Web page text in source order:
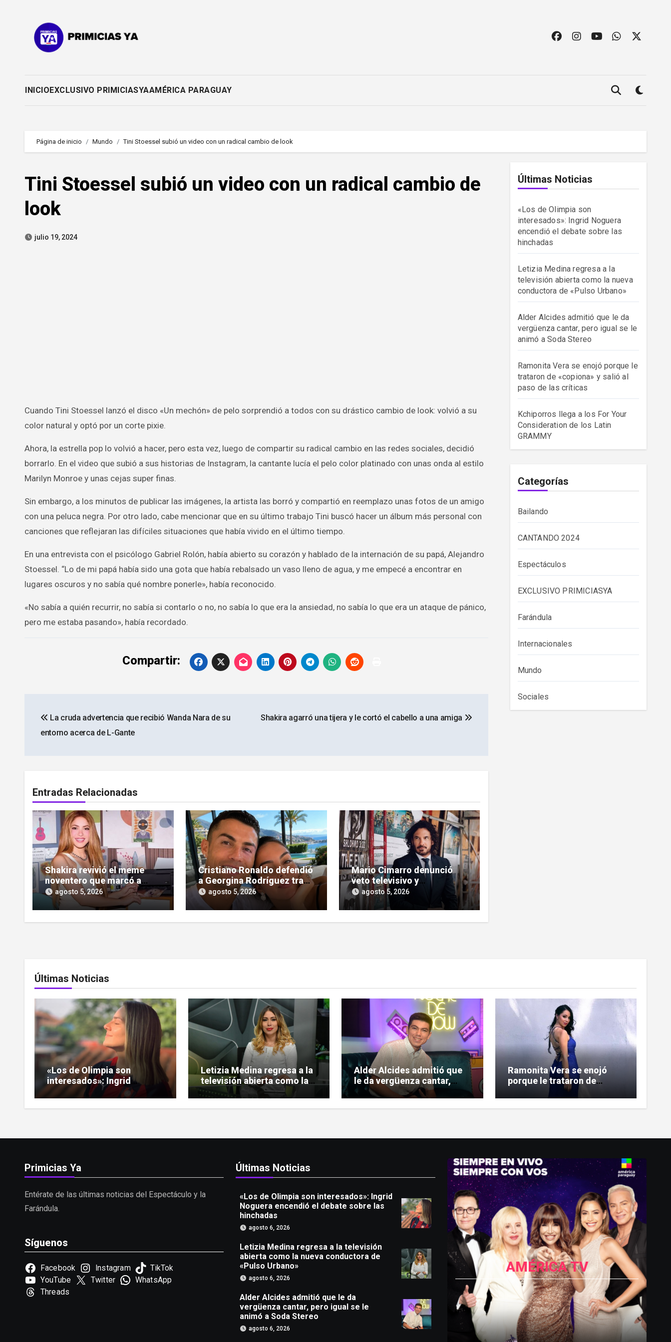
INICIOEXCLUSIVO PRIMICIASYAAMÉRICA PARAGUAY
Página de inicio Mundo Tini Stoessel subió un video con un radical cambio de look
Tini Stoessel subió un video con un radical cambio de
look
julio 19, 2024
Cuando Tini Stoessel lanzó el disco «Un mechón» de pelo sorprendió a todos con su drástico cambio de look: volvió a su
color natural y optó por un corte pixie.
Ahora, la estrella pop lo volvió a hacer, pero esta vez, luego de compartir su radical cambio en las redes sociales, decidió
borrarlo. En el video que subió a sus historias de Instagram, la cantante lucía el pelo color platinado con unas onda al estilo
Marilyn Monroe y unas cejas super finas.
Sin embargo, a los minutos de publicar las imágenes, la artista las borró y compartió en reemplazo unas fotos de un amigo
con una peluca negra. Por otro lado, cabe mencionar que en su último trabajo Tini buscó hacer un álbum más personal con
canciones que reflejaran las difíciles situaciones que había vivido en el último tiempo.
En una entrevista con el psicólogo Gabriel Rolón, había abierto su corazón y hablado de la internación de su papá, Alejandro
Stoessel. “Lo de mi papá había sido una gota que había rebalsado un vaso lleno de agua, y me empecé a encontrar en
lugares oscuros y no sabía qué nombre ponerle», había reconocido.
«No sabía a quién recurrir, no sabía si contarlo o no, no sabía lo que era la ansiedad, no sabía lo que era un ataque de pánico,
pero me estaba pasando», había recordado.
Compartir:
de
La cruda advertencia que recibió Wanda Nara de su
entorno acerca de L-Gante
Shakira agarró una tijera y le cortó el cabello a una amiga
Entradas Relacionadas
Shakira revivió el meme
noventero que marcó a
toda una generación
agosto 5, 2026
Cristiano Ronaldo defendió
a Georgina Rodríguez tras
las críticas hacia su figura
agosto 5, 2026
Mario Cimarro denunció
veto televisivo y
dificultades para encontrar
trabajo en la actuación
agosto 5, 2026
Últimas Noticias
«Los de Olimpia son
interesados»: Ingrid Noguera
encendió el debate sobre las
hinchadas
Letizia Medina regresa a la
televisión abierta como la nueva
conductora de «Pulso Urbano»
Alder Alcides admitió que le da
vergüenza cantar, pero igual se le
animó a Soda Stereo
Ramonita Vera se enojó porque le
trataron de «copiona» y salió al
paso de las críticas
Kchiporros llega a los For Your
Consideration de los Latin
GRAMMY
Categorías
Bailando
CANTANDO 2024
Espectáculos
EXCLUSIVO PRIMICIASYA
Farándula
Internacionales
Mundo
Sociales
Últimas Noticias
«Los de Olimpia son
interesados»: Ingrid
Noguera encendió el
debate sobre las hinchadas
Letizia Medina regresa a la
televisión abierta como la
nueva conductora de
«Pulso Urbano»
Alder Alcides admitió que
le da vergüenza cantar,
pero igual se le animó a
Soda Stereo
Ramonita Vera se enojó
porque le trataron de
«copiona» y salió al paso de
las críticas
Primicias Ya
Entérate de las últimas noticias del Espectáculo y la
Farándula.
Síguenos
Facebook Instagram
TikTok
YouTube
Twitter
WhatsApp
Threads
Últimas Noticias
«Los de Olimpia son interesados»: Ingrid
Noguera encendió el debate sobre las
hinchadas
agosto 6, 2026
Letizia Medina regresa a la televisión
abierta como la nueva conductora de
«Pulso Urbano»
agosto 6, 2026
Alder Alcides admitió que le da
vergüenza cantar, pero igual se le
animó a Soda Stereo
agosto 6, 2026
AMÉRICA TV